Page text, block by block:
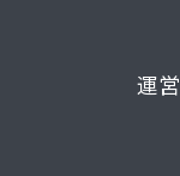
運